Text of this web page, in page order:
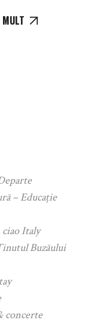
– Educație
ciao Italy
Buzăului
concerte